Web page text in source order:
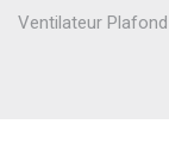
Ventilateur Plafond